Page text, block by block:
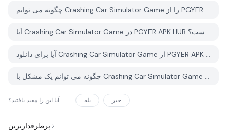
چگونه می توانم Crashing Car Simulator Game را از PGYER APK HUB دانلود کنم؟
آیا Crashing Car Simulator Game در PGYER APK HUB رایگان برای دانلود است؟
آیا برای دانلود Crashing Car Simulator Game از PGYER APK HUB نیاز به حساب کاربری دارم؟
چگونه می توانم یک مشکل با Crashing Car Simulator Game در PGYER APK HUB گزارش دهم؟
آیا این را مفید یافتید؟ بله خیر
پرطرفدارترین